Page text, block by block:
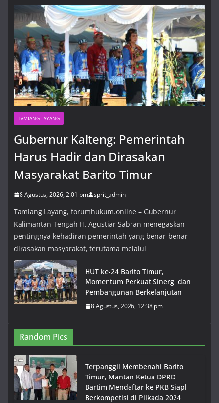
1xbet Official Site APK Overview and Options for U.S.
Players
8 Agustus, 2026, 5:42 pm
TAMIANG LAYANG
Gubernur Kalteng: Pemerintah
Harus Hadir dan Dirasakan
Masyarakat Barito Timur
8 Agustus, 2026, 2:01 pm sprit_admin
Tamiang Layang, forumhukum.online – Gubernur
Kalimantan Tengah H. Agustiar Sabran menegaskan
pentingnya kehadiran pemerintah yang benar-benar
dirasakan masyarakat, terutama melalui
HUT ke-24 Barito Timur,
Momentum Perkuat Sinergi dan
Pembangunan Berkelanjutan
8 Agustus, 2026, 12:38 pm
Random Pics
Terpanggil Membenahi Barito
Timur, Mantan Ketua DPRD
Bartim Mendaftar ke PKB Siapl
Berkompetisi di Pilkada 2024